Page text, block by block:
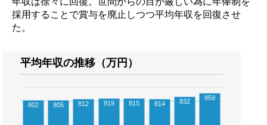
採用することで賞与を廃止しつつ平均年収を回復させ
た。
平均年収の推移（万円）
802 805 812 819 815 814 832 859